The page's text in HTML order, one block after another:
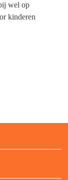
wel op
kinderen